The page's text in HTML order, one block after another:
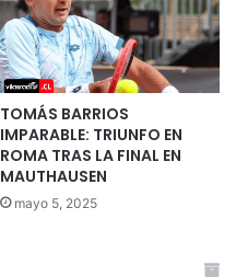
TOMÁS BARRIOS
IMPARABLE: TRIUNFO EN
ROMA TRAS LA FINAL EN
MAUTHAUSEN
mayo 5, 2025